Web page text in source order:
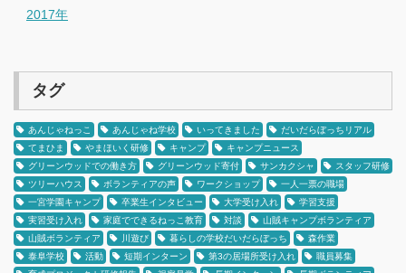
2017年
タグ
あんじゃねっこ あんじゃね学校 いってきました
だいだらぼっちリアル
てまひま
やまほいく研修 キャンプ
キャンプニュース
グリーンウッドでの働き方
グリーンウッド寄付 サンカクシャ
スタッフ研修
ツリーハウス
ボランティアの声 ワークショップ
一人一票の職場
一宮学園キャンプ
卒業生インタビュー 大学受け入れ
学習支援
実習受け入れ
家庭でできるねっこ教育 対談
山賊キャンプボランティア
山賊ボランティア
川遊び 暮らしの学校だいだらぼっち
森作業
泰阜学校
活動 短期インターン 第3の居場所受け入れ
職員募集